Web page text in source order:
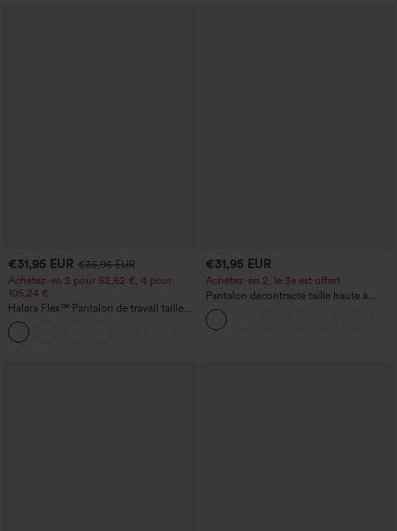
€31,95 EUR €35,95 EUR
Achetez-en 2 pour 52,62 €, 4 pour
105,24 €
Halara Flex™ Pantalon de travail taille
haute sculptant la silhouette, gainant la
taille, avec poches, jambe large en
micro-gaufre
€31,95 EUR
Achetez-en 2, le 3e est offert
Pantalon décontracté taille haute à
cordon, coupe large en mélange de lin,
avec poches